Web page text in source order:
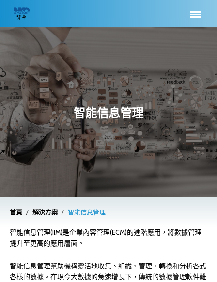
智能信息管理
首頁 / 解決方案 / 智能信息管理
智能信息管理(IIM)是企業內容管理(ECM)的進階應用，將數據管理
提升至更高的應用層面。
智能信息管理幫助機構靈活地收集、組織、管理、轉換和分析各式
各樣的數據。在現今大數據的急速增長下，傳統的數據管理軟件難